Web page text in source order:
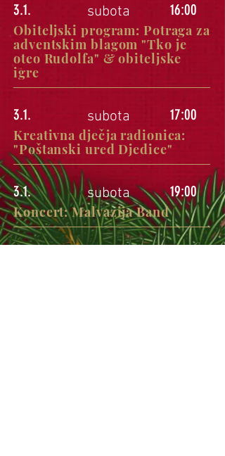
3.1. subota 16:00
Obiteljski program: Potraga za
adventskim blagom "Tko je
oteo Rudolfa" & obiteljske
igre
3.1. subota 17:00
Kreativna dječja radionica:
"Poštanski ured Djedice"
3.1. subota 19:00
Koncert: Malvazija Band